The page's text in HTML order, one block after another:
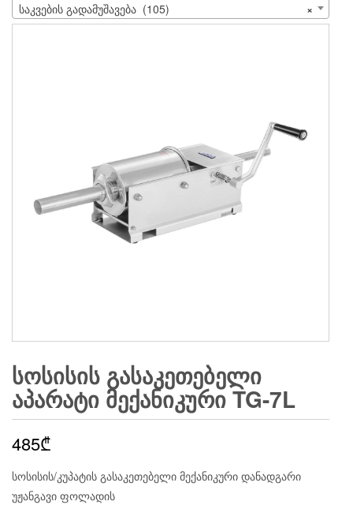
×
საკვების გადამუშავება (105)
ᲡᲝᲡᲘᲡᲘᲡ ᲒᲐᲡᲐᲙᲔᲗᲔᲑᲔᲚᲘ
ᲐᲞᲐᲠᲐᲢᲘ ᲛᲔᲥᲐᲜᲘᲙᲣᲠᲘ TG-7L
485₾
სოსისის/კუპატის გასაკეთებელი მექანიკური დანადგარი
უჟანგავი ფოლადის